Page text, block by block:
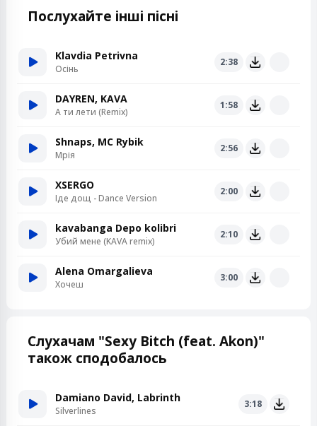
Послухайте інші пісні
Klavdia Petrivna
Осінь
2:38
DAYREN, KAVA
А ти лети (Remix)
1:58
Shnaps, MC Rybik
Мрія
2:56
XSERGO
Іде дощ - Dance Version
2:00
kavabanga Depo kolibri
Убий мене (KAVA remix)
2:10
Alena Omargalieva
Хочеш
3:00
Слухачам "Sexy Bitch (feat. Akon)"
також сподобалось
Damiano David, Labrinth
Silverlines
3:18